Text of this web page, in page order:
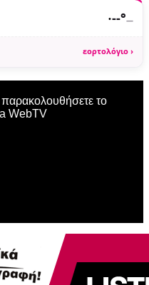
·--°—
εορτολόγιο ›
το
WebTV